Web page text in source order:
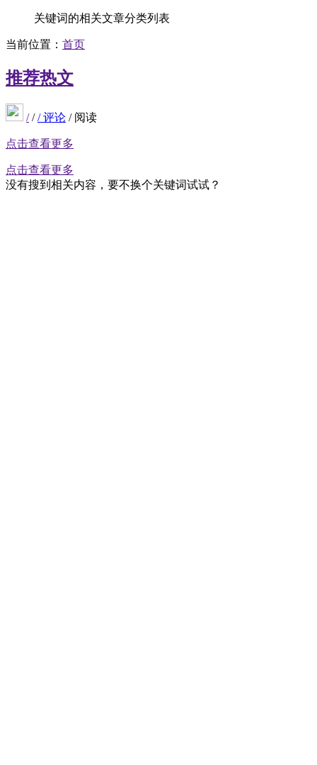
关键词的相关文章分类列表
当前位置： 首页
推荐热文
/ / /评论 /阅读
点击查看更多
点击查看更多
没有搜到相关内容，要不换个关键词试试？